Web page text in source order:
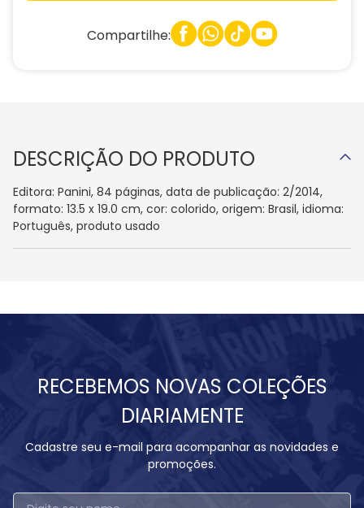
Compartilhe:
DESCRIÇÃO DO PRODUTO
Editora: Panini, 84 páginas, data de publicação: 2/2014,
formato: 13.5 x 19.0 cm, cor: colorido, origem: Brasil, idioma:
Português, produto usado
RECEBEMOS NOVAS COLEÇÕES
DIARIAMENTE
Cadastre seu e-mail para acompanhar as novidades e
promoções.